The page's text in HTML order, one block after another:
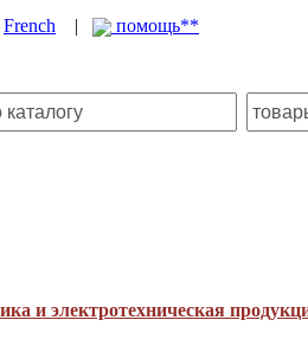
French | помощь**
и электротехническая